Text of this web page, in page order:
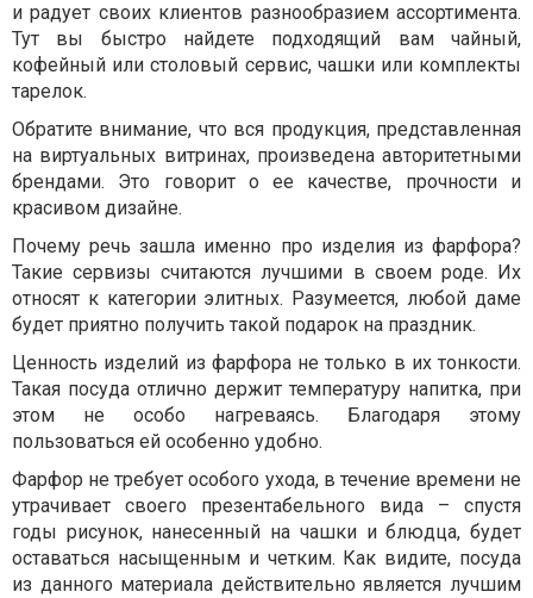
и радует своих клиентов разнообразием ассортимента.
Тут вы быстро найдете подходящий вам чайный,
кофейный или столовый сервис, чашки или комплекты
тарелок.
Обратите внимание, что вся продукция, представленная
на виртуальных витринах, произведена авторитетными
брендами. Это говорит о ее качестве, прочности и
красивом дизайне.
Почему речь зашла именно про изделия из фарфора?
Такие сервизы считаются лучшими в своем роде. Их
относят к категории элитных. Разумеется, любой даме
будет приятно получить такой подарок на праздник.
Ценность изделий из фарфора не только в их тонкости.
Такая посуда отлично держит температуру напитка, при
этом не особо нагреваясь. Благодаря этому
пользоваться ей особенно удобно.
Фарфор не требует особого ухода, в течение времени не
утрачивает своего презентабельного вида – спустя
годы рисунок, нанесенный на чашки и блюдца, будет
оставаться насыщенным и четким. Как видите, посуда
из данного материала действительно является лучшим